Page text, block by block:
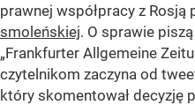
prawnej współpracy z Rosją
smoleńskiej. O sprawie
„Frankfurter Allgemeine
czytelnikom zaczyna od
który skomentował decyzję